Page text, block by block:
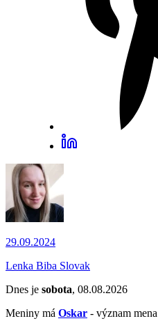
29.09.2024
Lenka Biba Slovak
Dnes je sobota, 08.08.2026
Meniny má Oskar - význam mena